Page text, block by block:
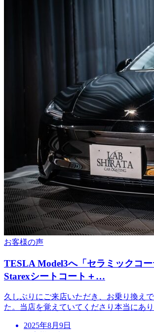
お客様の声
TESLA Model3へ「セラミックコ
Starexシートコート＋…
久しぶりにご来店いただき、お乗り換え
た。当店を覚えていてくださり本当にあ
投
2025年8月9日